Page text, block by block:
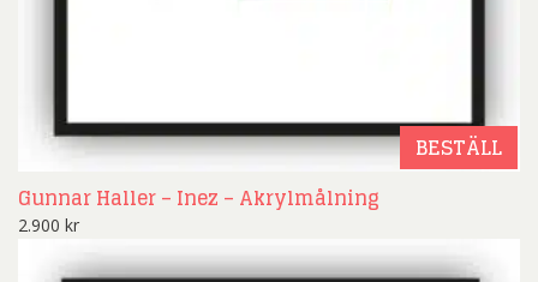
BESTÄLL
Gunnar Haller – Inez – Akrylmålning
2.900 kr